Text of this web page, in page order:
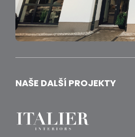
NAŠE DALŠÍ PROJEKTY